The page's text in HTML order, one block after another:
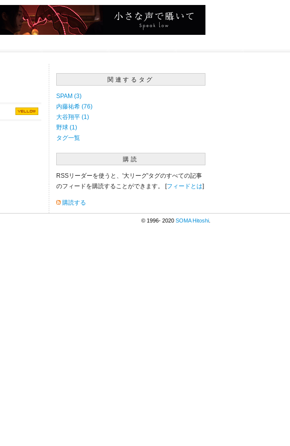
関連するタグ
SPAM (3)
内藤祐希 (76)
大谷翔平 (1)
野球 (1)
タグ一覧
購読
RSSリーダーを使うと、'大リーグ'タグのすべての記事
のフィードを購読することができます。 [フィードとは]
購読する
© 1996- 2020 SOMA Hitoshi